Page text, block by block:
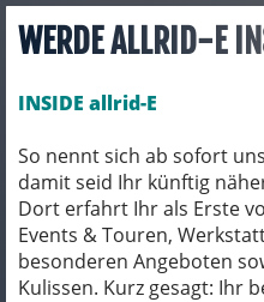
WERDE ALLRID-E
INSIDE allrid-E
So nennt sich ab sofort
damit seid Ihr künftig
Dort erfahrt Ihr als Erste
Events & Touren,
besonderen Angeboten
Kulissen. Kurz gesagt: Ihr
Toggle navigation
FAHRRADTEILE